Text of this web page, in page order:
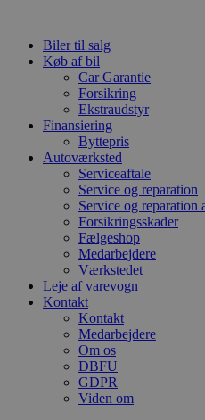
indholdBiler til salg
Køb af bil
Car Garantie
Forsikring
Ekstraudstyr
Finansiering
Byttepris
Autoværksted
Serviceaftale
Service og reparation
Service og
Forsikringsskader
Fælgeshop
Medarbejdere
Værkstedet
Leje af varevogn
Kontakt
Kontakt
Medarbejdere
Om os
DBFU
GDPR
Viden om